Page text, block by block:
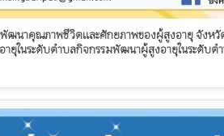
พัฒนาคุณภาพชีวิตและศักยภาพของผู้สูงอายุ จังห
ยุในระดับตำบลกิจกรรมพัฒนาผู้สูงอายุในระดับต